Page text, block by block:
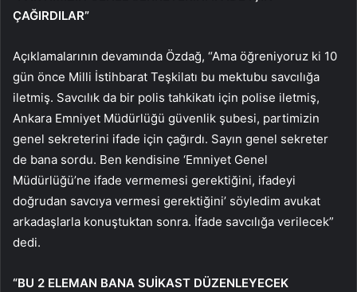
ÇAĞIRDILAR”
Açıklamalarının devamında Özdağ, “Ama öğreniyoruz ki 10
gün önce Milli İstihbarat Teşkilatı bu mektubu savcılığa
iletmiş. Savcılık da bir polis tahkikatı için polise iletmiş,
Ankara Emniyet Müdürlüğü güvenlik şubesi, partimizin
genel sekreterini ifade için çağırdı. Sayın genel sekreter
de bana sordu. Ben kendisine ‘Emniyet Genel
Müdürlüğü’ne ifade vermemesi gerektiğini, ifadeyi
doğrudan savcıya vermesi gerektiğini’ söyledim avukat
arkadaşlarla konuştuktan sonra. İfade savcılığa verilecek”
dedi.
“BU 2 ELEMAN BANA SUİKAST DÜZENLEYECEK